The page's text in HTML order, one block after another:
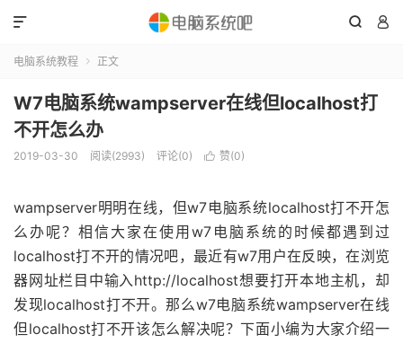
 

电脑系统教程  正文
W7电脑系统wampserver在线但localhost打
不开怎么办
2019-03-30 阅读(2993) 评论(0)  赞(0)
wampserver明明在线，但w7电脑系统localhost打不开怎
么办呢？相信大家在使用w7电脑系统的时候都遇到过
localhost打不开的情况吧，最近有w7用户在反映，在浏览
器网址栏目中输入http://localhost想要打开本地主机，却
发现localhost打不开。那么w7电脑系统wampserver在线
但localhost打不开该怎么解决呢？下面小编为大家介绍一